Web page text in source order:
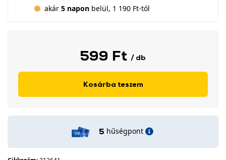
akár 5 napon belül, 1 190 Ft-tól
599 Ft / db
Kosárba teszem
5 hűségpont